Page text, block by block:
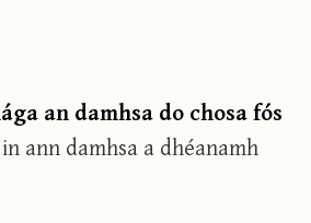
an damhsa do chosa fós
ann damhsa a dhéanamh